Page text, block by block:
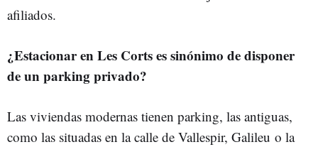
afiliados.
¿Estacionar en Les Corts es sinónimo de disponer
de un parking privado?
Las viviendas modernas tienen parking, las antiguas,
como las situadas en la calle de Vallespir, Galileu o la